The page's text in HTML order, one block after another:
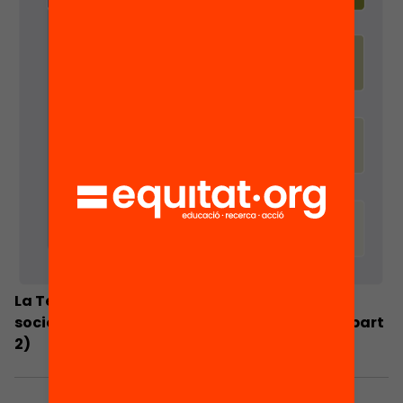
La Teoría de la sociedad de masa: crítica
sociológica del pensamiento conservador (part
2)